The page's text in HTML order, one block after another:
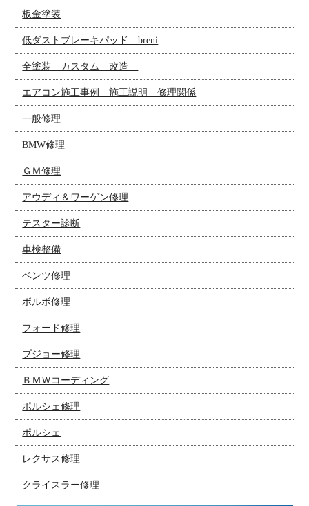
板金塗装
低ダストブレーキパッド breni
全塗装 カスタム 改造
エアコン施工事例 施工説明 修理関係
一般修理
BMW修理
ＧＭ修理
アウディ＆ワーゲン修理
テスター診断
車検整備
ベンツ修理
ボルボ修理
フォード修理
プジョー修理
ＢＭＷコーディング
ポルシェ修理
ポルシェ
レクサス修理
クライスラー修理